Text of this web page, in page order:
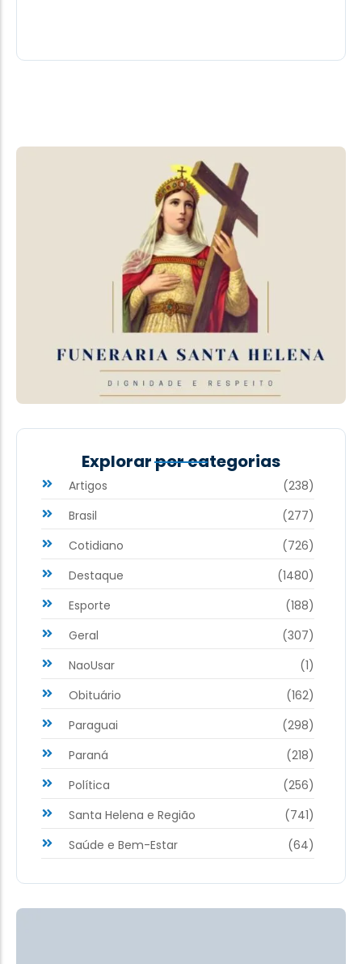
Explorar por categorias
Artigos
(238)
Brasil
(277)
Cotidiano
(726)
Destaque
(1480)
Esporte
(188)
Geral
(307)
NaoUsar
(1)
Obituário
(162)
Paraguai
(298)
Paraná
(218)
Política
(256)
Santa Helena e Região
(741)
Saúde e Bem-Estar
(64)